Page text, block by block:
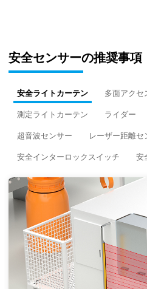
安全センサーの推奨事項
安全ライトカーテン
多面アクセ
測定ライトカーテン
ライダー
超音波センサー
レーザー距離セ
安全インターロックスイッチ
安